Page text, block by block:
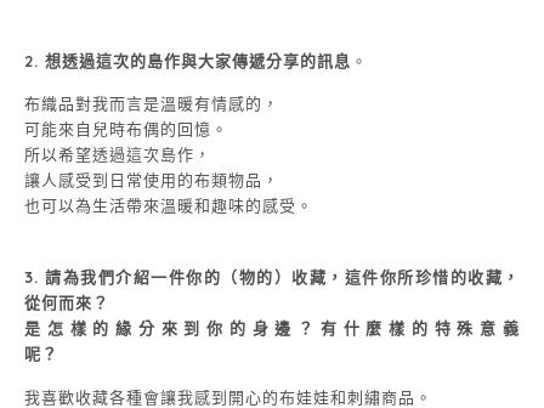
2. 想透過這次的島作與大家傳遞分享的訊息 。
布織品對我而言是溫暖有情感的，
可能來自兒時布偶的回憶。
所以希望透過這次島作，
讓人感受到日常使用的布類物品，
也可以為生活帶來溫暖和趣味的感受。
3.請為我們介紹一件你的（物的）收藏，這件你所珍惜的收藏，
從何而來？
是怎樣的緣分來到你的身邊？有什麼樣的特殊意義
呢？
我喜歡收藏各種會讓我感到開心的布娃娃和刺繡商品。